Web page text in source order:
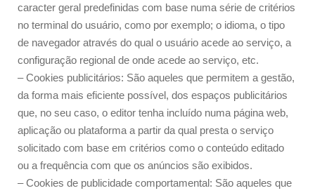
caracter geral predefinidas com base numa série de critérios
no terminal do usuário, como por exemplo; o idioma, o tipo
de navegador através do qual o usuário acede ao serviço, a
configuração regional de onde acede ao serviço, etc.
– Cookies publicitários: São aqueles que permitem a gestão,
da forma mais eficiente possível, dos espaços publicitários
que, no seu caso, o editor tenha incluído numa página web,
aplicação ou plataforma a partir da qual presta o serviço
solicitado com base em critérios como o conteúdo editado
ou a frequência com que os anúncios são exibidos.
– Cookies de publicidade comportamental: São aqueles que